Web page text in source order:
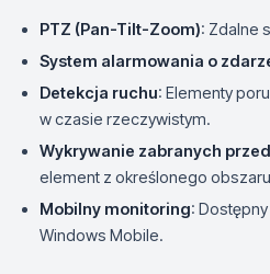
PTZ (Pan-Tilt-Zoom): Zdalne
System alarmowania o
Detekcja ruchu: Elementy
w czasie rzeczywistym.
Wykrywanie zabranych
element z określonego obszaru
Mobilny monitoring:
Windows Mobile.